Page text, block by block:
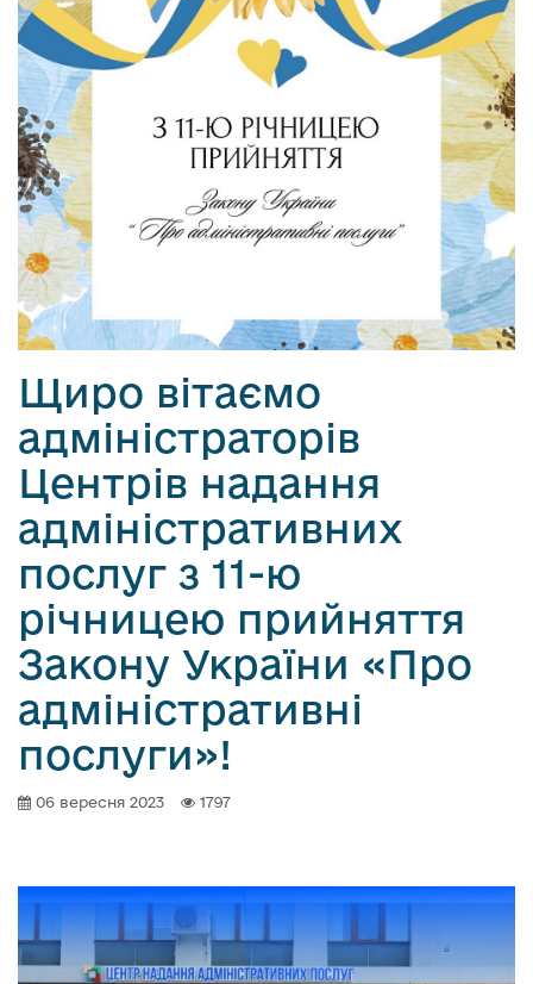
Щиро вітаємо
адміністраторів
Центрів надання
адміністративних
послуг з 11-ю
річницею прийняття
Закону України «Про
адміністративні
послуги»!
06 вересня 2023 1797